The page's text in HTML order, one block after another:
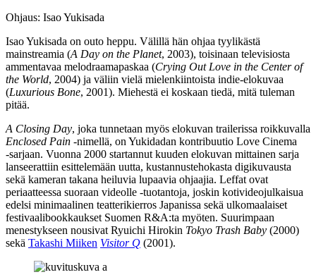
Ohjaus: Isao Yukisada
Isao Yukisada on outo heppu. Välillä hän ohjaa tyylikästä
mainstreamia (A Day on the Planet, 2003), toisinaan televisiosta
ammentavaa melodraamapaskaa (Crying Out Love in the Center of
the World, 2004) ja väliin vielä mielenkiintoista indie-elokuvaa
(Luxurious Bone, 2001). Miehestä ei koskaan tiedä, mitä tuleman
pitää.
A Closing Day, joka tunnetaan myös elokuvan trailerissa roikkuvalla
Enclosed Pain ‑nimellä, on Yukidadan kontribuutio Love Cinema
‑sarjaan. Vuonna 2000 startannut kuuden elokuvan mittainen sarja
lanseerattiin esittelemään uutta, kustannustehokasta digikuvausta
sekä kameran takana heiluvia lupaavia ohjaajia. Leffat ovat
periaatteessa suoraan videolle ‑tuotantoja, joskin kotivideojulkaisua
edelsi minimaalinen teatterikierros Japanissa sekä ulkomaalaiset
festivaalibookkaukset Suomen R&A:ta myöten. Suurimpaan
menestykseen nousivat Ryuichi Hirokin Tokyo Trash Baby (2000)
sekä Takashi Miiken Visitor Q (2001).